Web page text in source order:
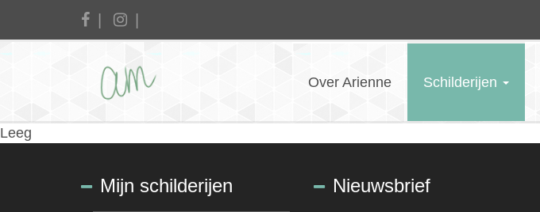
Over Arienne Schilderijen
Leeg
Mijn schilderijen Nieuwsbrief